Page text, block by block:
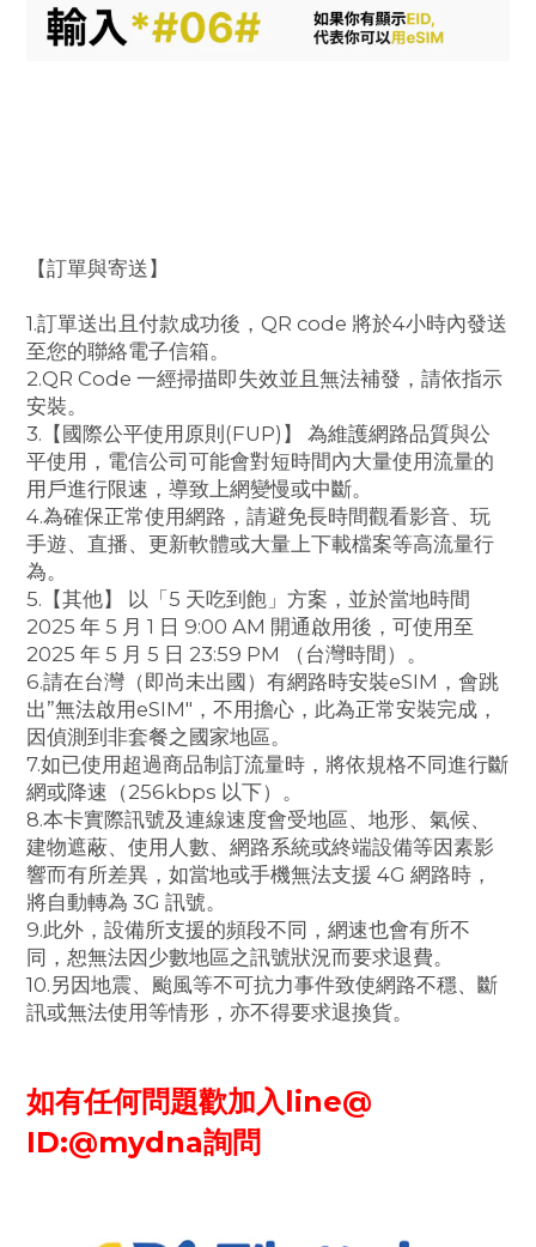
【訂單與寄送】
1.訂單送出且付款成功後，QR code 將於4小時內發送
至您的聯絡電子信箱。
2.QR Code 一經掃描即失效並且無法補發，請依指示
安裝。
3.【國際公平使用原則(FUP)】 為維護網路品質與公
平使用，電信公司可能會對短時間內大量使用流量的
用戶進行限速，導致上網變慢或中斷。
4.為確保正常使用網路，請避免長時間觀看影音、玩
手遊、直播、更新軟體或大量上下載檔案等高流量行
為。
5.【其他】 以「5 天吃到飽」方案，並於當地時間
2025 年 5 月 1 日 9:00 AM 開通啟用後，可使用至
2025 年 5 月 5 日 23:59 PM （台灣時間）。
6.請在台灣（即尚未出國）有網路時安裝eSIM，會跳
出”無法啟用eSIM"，不用擔心，此為正常安裝完成，
因偵測到非套餐之國家地區。
7.如已使用超過商品制訂流量時，將依規格不同進行斷
網或降速（256kbps 以下）。
8.本卡實際訊號及連線速度會受地區、地形、氣候、
建物遮蔽、使用人數、網路系統或終端設備等因素影
響而有所差異，如當地或手機無法支援 4G 網路時，
將自動轉為 3G 訊號。
9.此外，設備所支援的頻段不同，網速也會有所不
同，恕無法因少數地區之訊號狀況而要求退費。
10.另因地震、颱風等不可抗力事件致使網路不穩、斷
訊或無法使用等情形，亦不得要求退換貨。
如有任何問題歡加入line@
ID:@mydna詢問